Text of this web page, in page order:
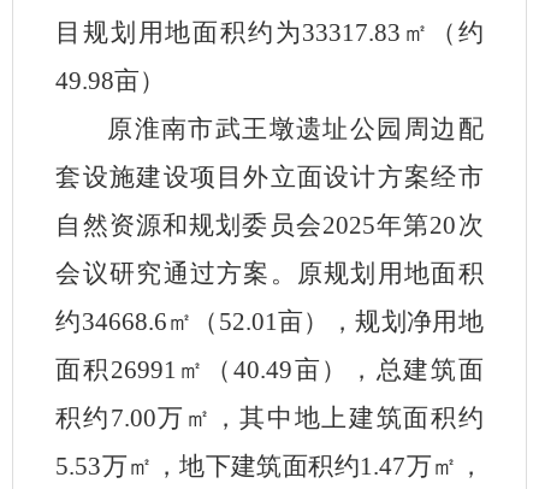
目规划用地面积约为33317.83 ㎡
（约
49.98亩）
原淮南市武王墩遗址公园周边配
套设施建设项目外立面设计方案经市
自然资源和规划委员会2025年第20次
会议研究通过方案。原规划用地面积
约34668.6㎡ （ 52.01亩），规划净用地
面积26991 ㎡ （ 40.49亩），总建筑面
积约7.00万 ㎡ ，其中地上建筑面积约
5.53万㎡ ，地下建筑面积约1.47万㎡ ，